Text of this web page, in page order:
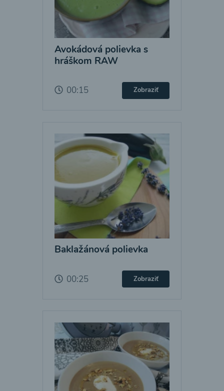
Avokádová polievka s
hráškom RAW
00:15 Zobraziť
Baklažánová polievka
00:25 Zobraziť